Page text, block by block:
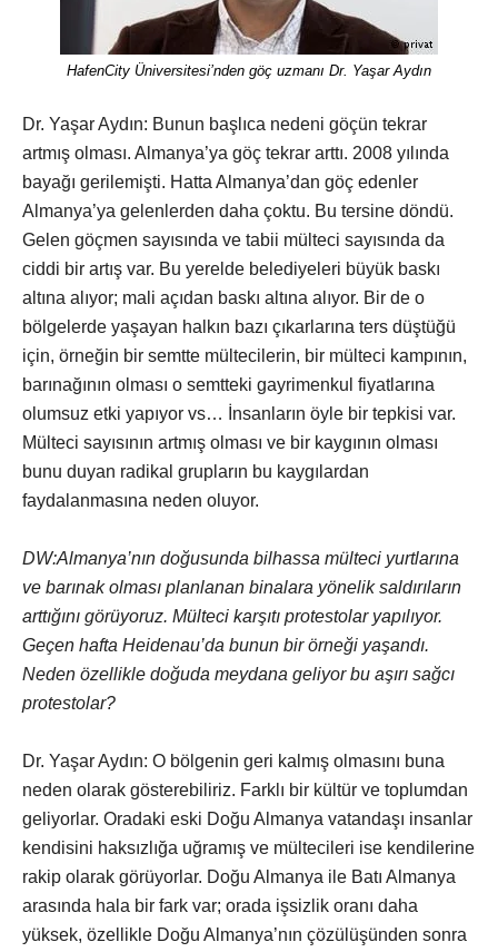
HafenCity Üniversitesi’nden göç uzmanı Dr. Yaşar Aydın
Dr. Yaşar Aydın: Bunun başlıca nedeni göçün tekrar
artmış olması. Almanya’ya göç tekrar arttı. 2008 yılında
bayağı gerilemişti. Hatta Almanya’dan göç edenler
Almanya’ya gelenlerden daha çoktu. Bu tersine döndü.
Gelen göçmen sayısında ve tabii mülteci sayısında da
ciddi bir artış var. Bu yerelde belediyeleri büyük baskı
altına alıyor; mali açıdan baskı altına alıyor. Bir de o
bölgelerde yaşayan halkın bazı çıkarlarına ters düştüğü
için, örneğin bir semtte mültecilerin, bir mülteci kampının,
barınağının olması o semtteki gayrimenkul fiyatlarına
olumsuz etki yapıyor vs… İnsanların öyle bir tepkisi var.
Mülteci sayısının artmış olması ve bir kaygının olması
bunu duyan radikal grupların bu kaygılardan
faydalanmasına neden oluyor.
DW:Almanya’nın doğusunda bilhassa mülteci yurtlarına
ve barınak olması planlanan binalara yönelik saldırıların
arttığını görüyoruz. Mülteci karşıtı protestolar yapılıyor.
Geçen hafta Heidenau’da bunun bir örneği yaşandı.
Neden özellikle doğuda meydana geliyor bu aşırı sağcı
protestolar?
Dr. Yaşar Aydın: O bölgenin geri kalmış olmasını buna
neden olarak gösterebiliriz. Farklı bir kültür ve toplumdan
geliyorlar. Oradaki eski Doğu Almanya vatandaşı insanlar
kendisini haksızlığa uğramış ve mültecileri ise kendilerine
rakip olarak görüyorlar. Doğu Almanya ile Batı Almanya
arasında hala bir fark var; orada işsizlik oranı daha
yüksek, özellikle Doğu Almanya’nın çözülüşünden sonra